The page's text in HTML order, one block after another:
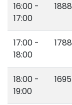
16:00 -
17:00
1888
17:00 -
18:00
1788
18:00 -
19:00
1695